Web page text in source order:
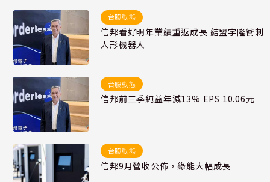
台股動態
信邦看好明年業績重返成長 結盟宇隆衝刺
人形機器人
台股動態
信邦前三季純益年減13% EPS 10.06元
台股動態
信邦9月營收公佈，綠能大幅成長